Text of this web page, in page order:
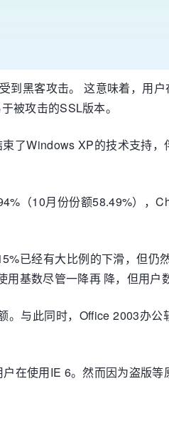
到黑客攻击。 这意味着，用
被攻击的SSL版本。
了Windows XP的技术支持
（10月份份额58.49%），
已经有大比例的下滑，但仍
基数尽管一降再 降，但用户
与此同时，Office 2003办公
在使用IE 6。然而因为盗版